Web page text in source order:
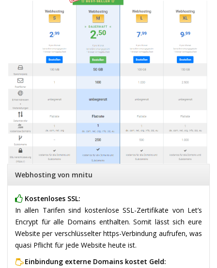
Webhosting von mnitu
Kostenloses SSL:
In allen Tarifen sind kostenlose SSL-Zertifikate von Let’s
Encrypt für alle Domains enthalten. Somit lässt sich eure
Website per verschlüsselter https-Verbindung aufrufen, was
quasi Pflicht für jede Website heute ist.
Einbindung externe Domains kostet Geld: